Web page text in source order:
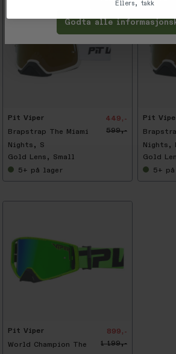
Pit Viper
Brapstrap The Miami
Nights, S
449,-
599,-
Gold Lens, Small
5+ på lager
Pit
Nights,
Gold
5+
Pit Viper
World Champion The
899,-
1 199,-
Godta alle
Ellers, takk